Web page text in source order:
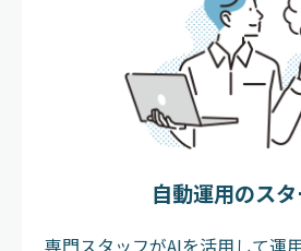
自動運用のス